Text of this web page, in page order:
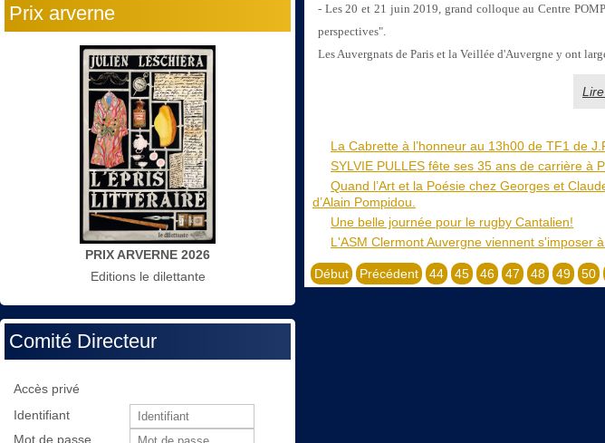
Prix arverne
PRIX ARVERNE 2026
Editions le dilettante
Comité Directeur
Accès privé
Identifiant
Mot de passe
- Les 20 et 21 juin 2019, grand colloque au Centre
perspectives".
Les Auvergnats de Paris et la Veillée d'Auvergne y ont
La Cabrette à l’honneur au 13h00 de TF1 de
SYLVIE PULLES fête ses 35 ans de carrière à
Quand l’Art et la Poésie chez Georges et
d’Alain Pompidou.
Une belle journée pour le rugby Cantalien!
L'ASM Clermont Auvergne viennent s'imposer
Début Précédent 44 45 46 47 48 49 50